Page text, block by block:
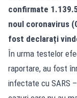
confirmate
noul coronavirus
fost declarați
În urma testelor
raportare, au fost
infectate cu SARS